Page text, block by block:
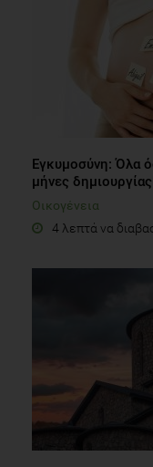
Εγκυμοσύνη: Όλα
μήνες
Οικογένεια
4 λεπτά να